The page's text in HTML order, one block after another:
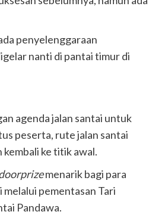
penyelenggaraan
nanti di pantai timur di
agenda jalan santai untuk
peserta, rute jalan santai
kembali ke titik awal.
menarik bagi para
pementasan Tari
Pandawa.